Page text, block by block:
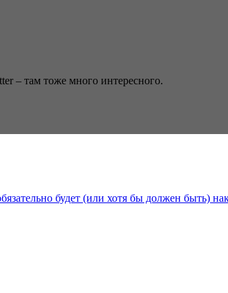
– там тоже много интересного.
будет (или хотя бы должен быть)